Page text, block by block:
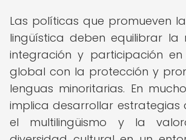
Las políticas que promueven
lingüística deben equilibrar la
integración y participación
global con la protección y
lenguas minoritarias. En
implica desarrollar estrategias
el multilingüismo y la